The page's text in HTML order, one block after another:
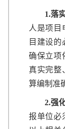
1.落
人是项目
目建设的
确保立项
真实完整
算编制准
2.强
报单位必